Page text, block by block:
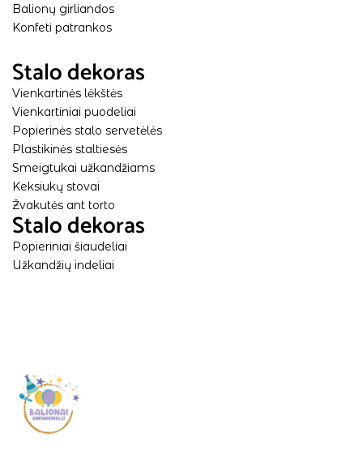
Balionų girliandos
Konfeti patrankos
Stalo dekoras
Vienkartinės lėkštės
Vienkartiniai puodeliai
Popierinės stalo servetėlės
Plastikinės staltiesės
Smeigtukai užkandžiams
Keksiukų stovai
Žvakutės ant torto
Stalo dekoras
Popieriniai šiaudeliai
Užkandžių indeliai